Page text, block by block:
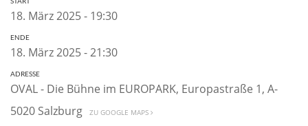
18. März 2025 - 19:30
ENDE
18. März 2025 - 21:30
ADRESSE
OVAL - Die Bühne im EUROPARK, Europastraße 1, A-
5020 Salzburg
ZU GOOGLE MAPS